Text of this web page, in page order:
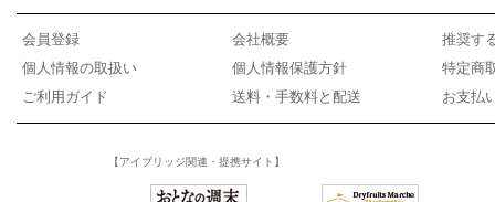
会員登録 会社概要
推奨す
個人情報の取扱い
個人情報保護方針
特定商
ご利用ガイド
送料・手数料と配送 お支払
【アイブリッジ関連・提携サイト】